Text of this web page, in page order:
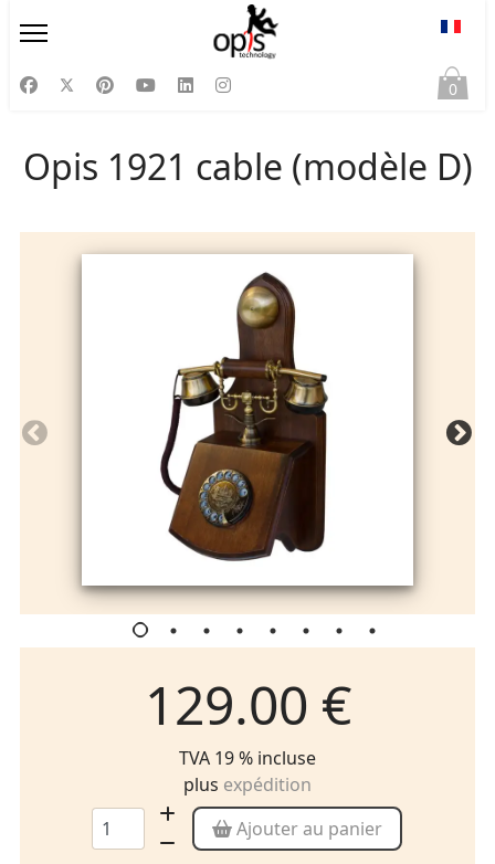
0
Opis 1921 cable (modèle D)
129.00 €
TVA 19 % incluse
plus expédition
Ajouter au panier